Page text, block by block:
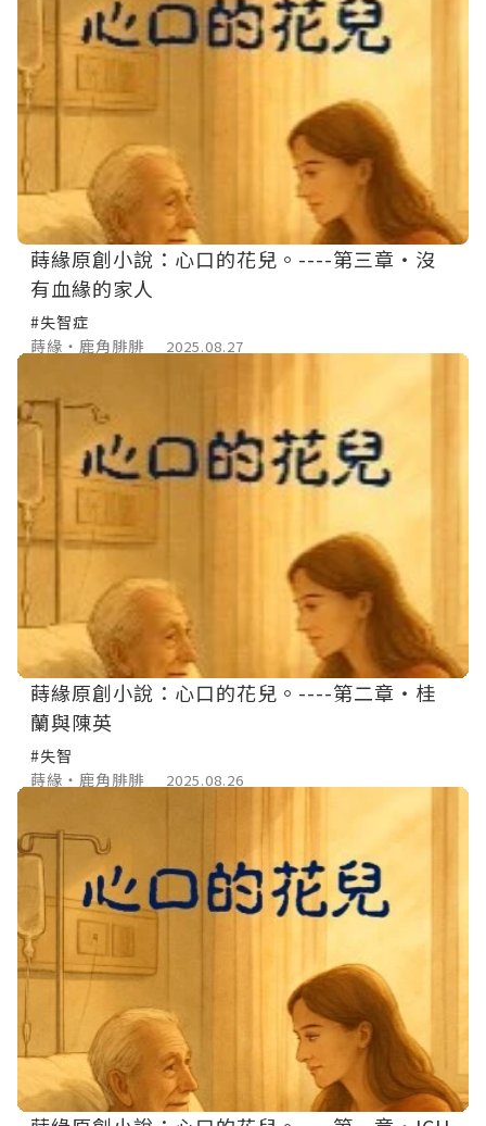
蒔緣原創小說：心口的花兒。----第三章‧沒
有血緣的家人
#失智症
蒔緣‧鹿角腓腓
2025.08.27
蒔緣原創小說：心口的花兒。----第二章‧桂
蘭與陳英
#失智
蒔緣‧鹿角腓腓
2025.08.26